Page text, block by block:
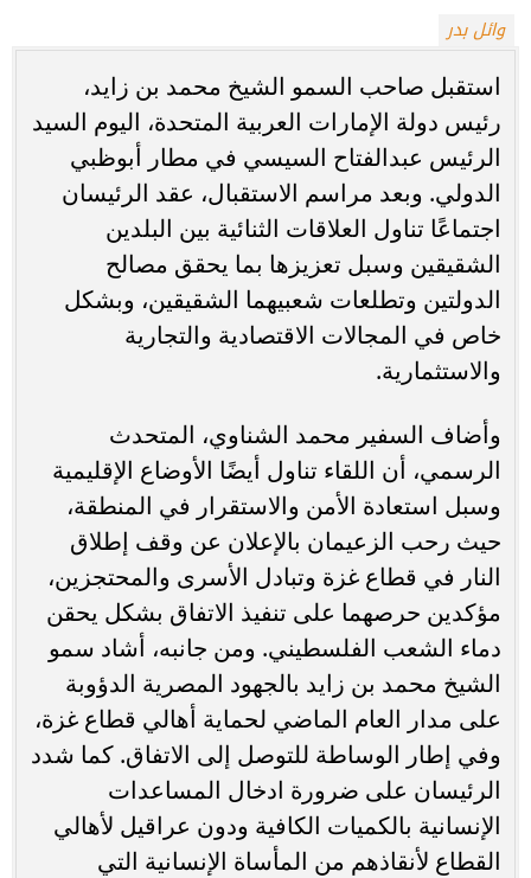
وائل بدر
استقبل صاحب السمو الشيخ محمد بن زايد،
رئيس دولة الإمارات العربية المتحدة، اليوم السيد
الرئيس عبدالفتاح السيسي في مطار أبوظبي
الدولي. وبعد مراسم الاستقبال، عقد الرئيسان
اجتماعًا تناول العلاقات الثنائية بين البلدين
الشقيقين وسبل تعزيزها بما يحقق مصالح
الدولتين وتطلعات شعبيهما الشقيقين، وبشكل
خاص في المجالات الاقتصادية والتجارية
والاستثمارية.
وأضاف السفير محمد الشناوي، المتحدث
الرسمي، أن اللقاء تناول أيضًا الأوضاع الإقليمية
وسبل استعادة الأمن والاستقرار في المنطقة،
حيث رحب الزعيمان بالإعلان عن وقف إطلاق
النار في قطاع غزة وتبادل الأسرى والمحتجزين،
مؤكدين حرصهما على تنفيذ الاتفاق بشكل يحقن
دماء الشعب الفلسطيني. ومن جانبه، أشاد سمو
الشيخ محمد بن زايد بالجهود المصرية الدؤوبة
على مدار العام الماضي لحماية أهالي قطاع غزة،
وفي إطار الوساطة للتوصل إلى الاتفاق. كما شدد
الرئيسان على ضرورة ادخال المساعدات
الإنسانية بالكميات الكافية ودون عراقيل لأهالي
القطاع لأنقاذهم من المأساة الإنسانية التي